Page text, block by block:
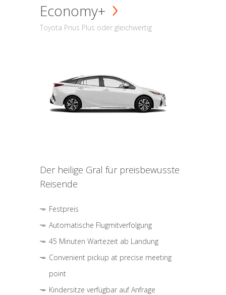
Economy+
Toyota Prius Plus oder gleichwertig
Der heilige Gral für preisbewusste
Reisende
Festpreis
Automatische Flugmitverfolgung
45 Minuten Wartezeit ab Landung
Convenient pickup at precise meeting
point
Kindersitze verfügbar auf Anfrage